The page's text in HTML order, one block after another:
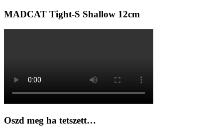
MADCAT Tight-S Shallow 12cm
Oszd meg ha tetszett…